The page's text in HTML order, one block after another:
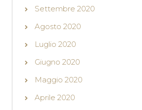
Settembre 2020
Agosto 2020
Luglio 2020
Giugno 2020
Maggio 2020
Aprile 2020